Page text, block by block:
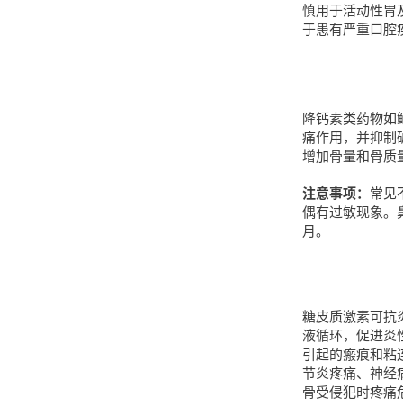
慎用于活动性胃
于患有严重口腔
降钙素类药物
痛作用，并抑制
增加骨量和骨质
注意事项： 常见
偶有过敏现象。
月。
糖皮质激素可抗
液循环，促进炎
引起的瘢痕和粘
节炎疼痛、神经
骨受侵犯时疼痛